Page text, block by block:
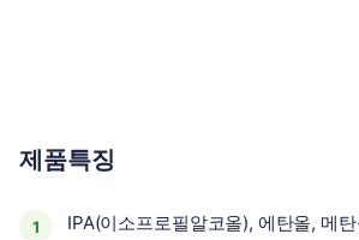
제품특징
IPA(이소프로필알코올), 에탄올, 메